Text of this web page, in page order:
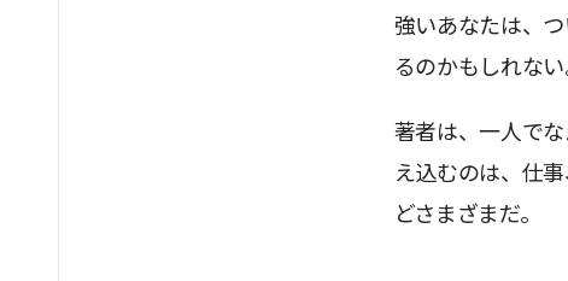
強いあなたは、
るのかもしれない
著者は、一人で
え込むのは、仕
どさまざまだ。